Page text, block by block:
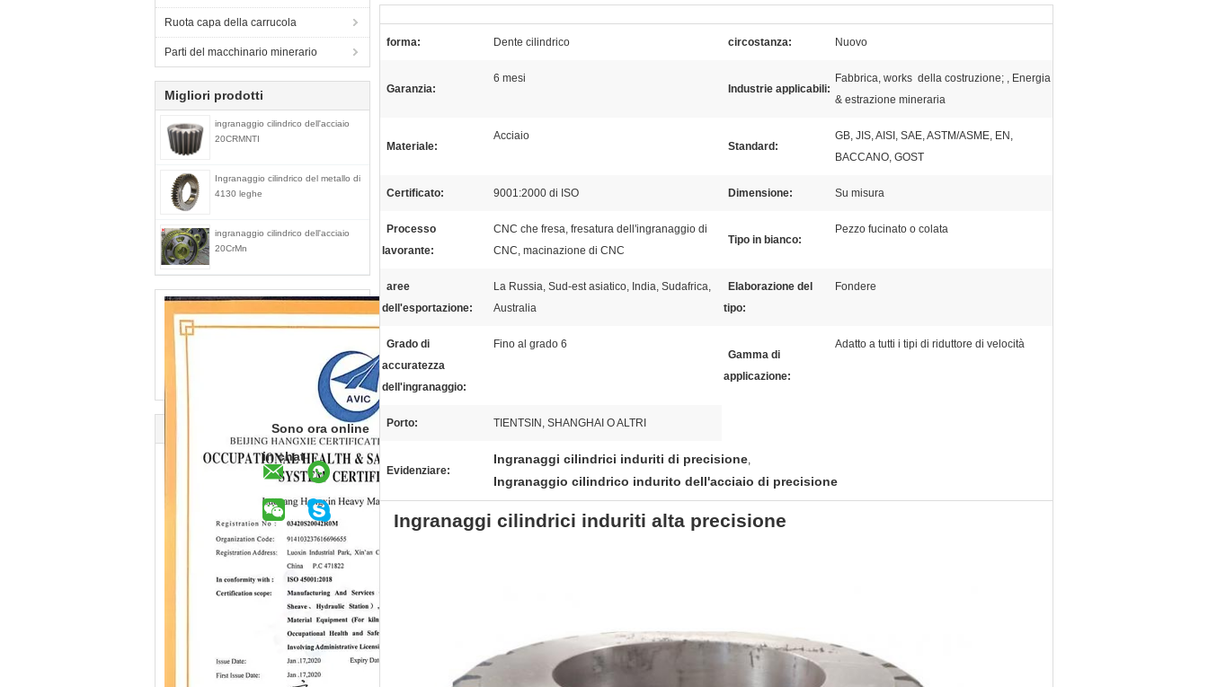
Ruota capa della carrucola
Parti del macchinario minerario
Migliori prodotti
ingranaggio cilindrico dell'acciaio
20CRMNTI
Ingranaggio cilindrico del metallo di
4130 leghe
ingranaggio cilindrico dell'acciaio
20CrMn
Sono ora online
in chat
forma: Dente cilindrico circostanza: Nuovo
Garanzia:
6 mesi
Industrie applicabili:
Fabbrica, works della costruzione; , Energia
& estrazione mineraria
Materiale:
Acciaio
Standard:
GB, JIS, AISI, SAE, ASTM/ASME, EN,
BACCANO, GOST
Certificato: 9001:2000 di ISO Dimensione: Su misura
Processo
lavorante:
CNC che fresa, fresatura dell'ingranaggio di
CNC, macinazione di CNC
Tipo in bianco:
Pezzo fucinato o colata
aree
dell'esportazione:
La Russia, Sud-est asiatico, India, Sudafrica,
Australia
Elaborazione del
tipo:
Fondere
Grado di
accuratezza
dell'ingranaggio:
Fino al grado 6
Gamma di
applicazione:
Adatto a tutti i tipi di riduttore di velocità
Porto: TIENTSIN, SHANGHAI O ALTRI
Evidenziare:
Ingranaggi cilindrici induriti di precisione,
Ingranaggio cilindrico indurito dell'acciaio di precisione
Ingranaggi cilindrici induriti alta precisione